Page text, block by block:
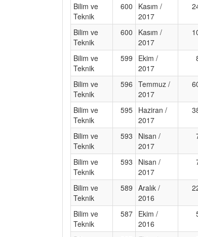
Bilim ve
Teknik
600
Kasım /
2017
Bilim ve
Teknik
600
Kasım /
2017
Bilim ve
Teknik
599
Ekim /
2017
Bilim ve
Teknik
596
Temmuz /
2017
Bilim ve
Teknik
595 Haziran /
2017
Bilim ve
Teknik
593
Nisan /
2017
Bilim ve
Teknik
593
Nisan /
2017
Bilim ve
Teknik
589
Aralık /
2016
Bilim ve
Teknik
587 Ekim /
2016